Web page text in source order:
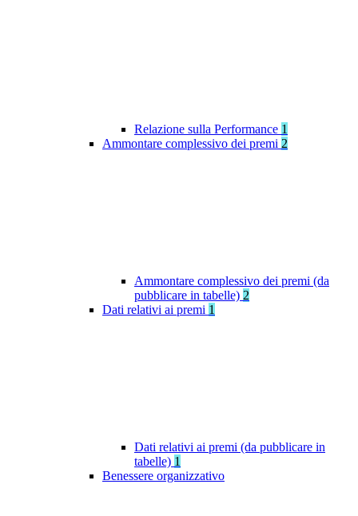
Relazione sulla Performance 1
Ammontare complessivo dei premi 2
Ammontare complessivo dei premi (da
pubblicare in tabelle) 2
Dati relativi ai premi 1
Dati relativi ai premi (da pubblicare in
tabelle) 1
Benessere organizzativo